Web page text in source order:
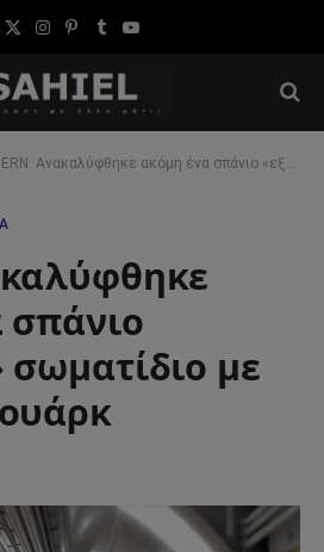
X
Instagram
Pinterest
TumblrYouTube
Ανακαλύφθηκε ακόμη ένα σπάνιο «εξωτικό» σωματίδιο με τέσσερα κουάρκ
σωματίδιο με